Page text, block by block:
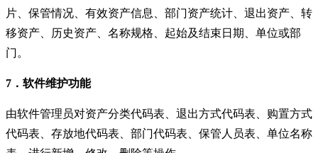
片、保管情况、有效资产信息、部门资产统计、退出资产、转
移资产、历史资产、名称规格、起始及结束日期、单位或部
门。
7．软件维护功能
由软件管理员对资产分类代码表、退出方式代码表、购置方式
代码表、存放地代码表、部门代码表、保管人员表、单位名称